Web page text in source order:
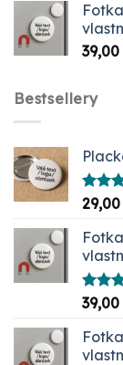
39,00
Bestsellery
5.00
29,00
5.00
39,00